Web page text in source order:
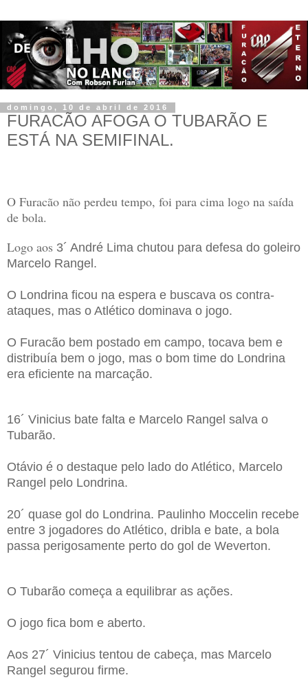
domingo, 10 de abril de 2016
FURACÃO AFOGA O TUBARÃO E
ESTÁ NA SEMIFINAL.
O Furacão não perdeu tempo, foi para cima logo na saída
de bola.
Logo aos 3´ André Lima chutou para defesa do goleiro
Marcelo Rangel.
O Londrina ficou na espera e buscava os contra-
ataques, mas o Atlético dominava o jogo.
O Furacão bem postado em campo, tocava bem e
distribuía bem o jogo, mas o bom time do Londrina
era eficiente na marcação.
16´ Vinicius bate falta e Marcelo Rangel salva o
Tubarão.
Otávio é o destaque pelo lado do Atlético, Marcelo
Rangel pelo Londrina.
20´ quase gol do Londrina. Paulinho Moccelin recebe
entre 3 jogadores do Atlético, dribla e bate, a bola
passa perigosamente perto do gol de Weverton.
O Tubarão começa a equilibrar as ações.
O jogo fica bom e aberto.
Aos 27´ Vinicius tentou de cabeça, mas Marcelo
Rangel segurou firme.